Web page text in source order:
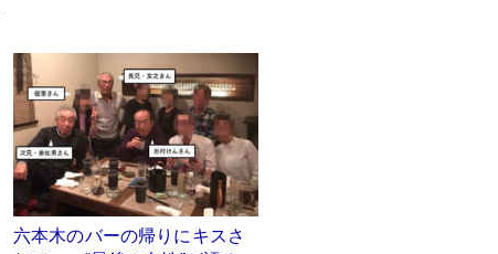
六本木のバーの帰りにキスさ